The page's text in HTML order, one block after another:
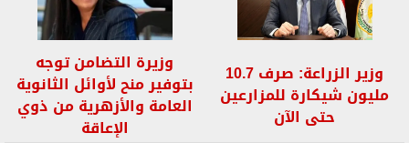
وزير الزراعة: صرف 10.7
مليون شيكارة للمزارعين
حتى الآن
وزيرة التضامن توجه
بتوفير منح لأوائل الثانوية
العامة والأزهرية من ذوي
الإعاقة